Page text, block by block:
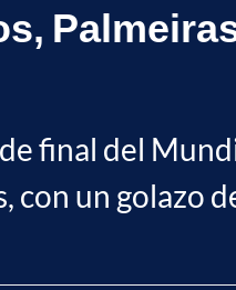
final del
un golazo